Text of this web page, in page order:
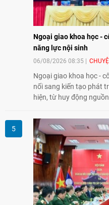
Ngoại giao khoa học -
năng lực nội sinh
06/08/2026 08:35
Ngoại giao khoa học -
nối sang kiến tạo phát
hiện, từ huy động
nghệ, đổi mới sáng tạo
phát triển đất nước.